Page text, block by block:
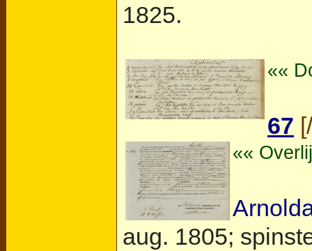
1825.
««
67 [
««
aug. 1805;